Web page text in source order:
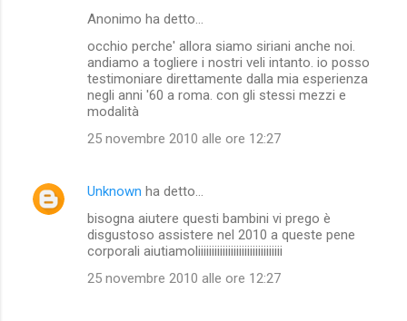
Anonimo ha detto…
occhio perche' allora siamo siriani anche noi.
andiamo a togliere i nostri veli intanto. io posso
testimoniare direttamente dalla mia esperienza
negli anni '60 a roma. con gli stessi mezzi e
modalità
25 novembre 2010 alle ore 12:27
Unknown ha detto…
bisogna aiutere questi bambini vi prego è
disgustoso assistere nel 2010 a queste pene
corporali aiutiamoliiiiiiiiiiiiiiiiiiiiiiiiiiiiiii
25 novembre 2010 alle ore 12:27